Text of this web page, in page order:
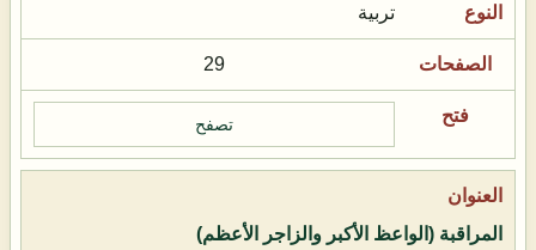
تربية
29
تصفح
المراقبة (الواعظ الأكبر والزاجر الأعظم)